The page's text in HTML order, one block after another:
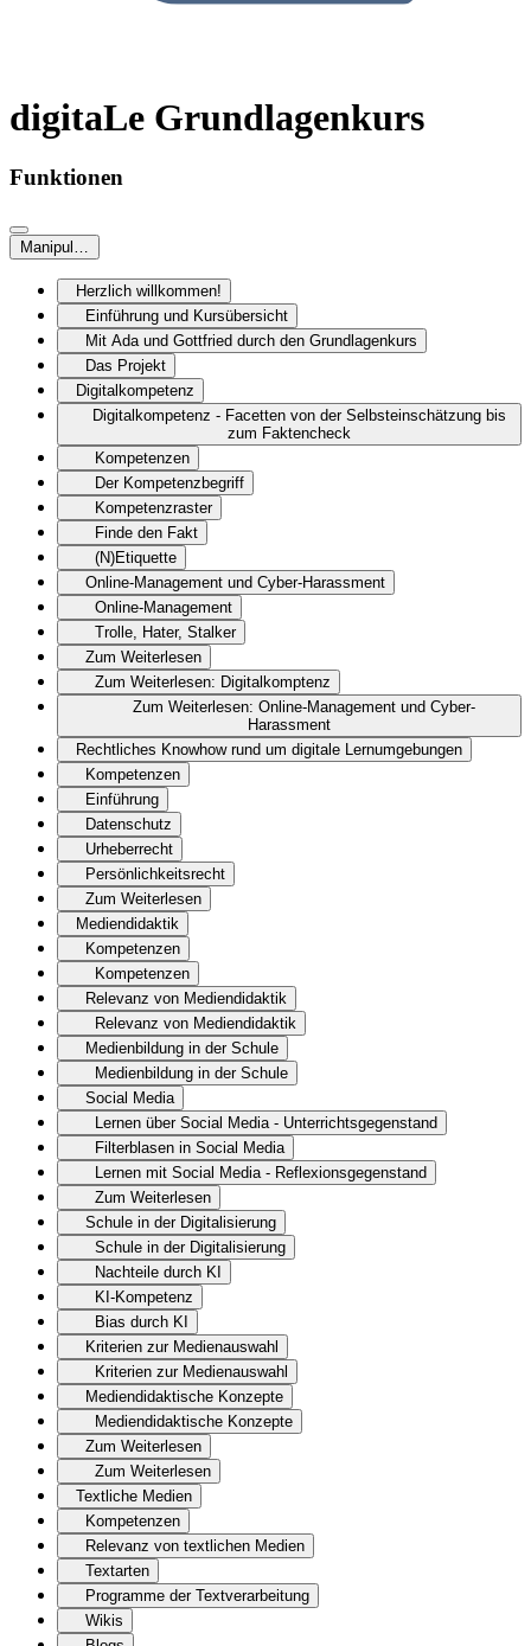
digitaLe Grundlagenkurs
Funktionen
Manipulation von Diagrammen
Herzlich willkommen!
Einführung und Kursübersicht
Mit Ada und Gottfried durch den Grundlagenkurs
Das Projekt
Digitalkompetenz
Digitalkompetenz - Facetten von der Selbsteinschätzung bis
zum Faktencheck
Kompetenzen
Der Kompetenzbegriff
Kompetenzraster
Finde den Fakt
(N)Etiquette
Online-Management und Cyber-Harassment
Online-Management
Trolle, Hater, Stalker
Zum Weiterlesen
Zum Weiterlesen: Digitalkomptenz
Zum Weiterlesen: Online-Management und Cyber-
Harassment
Rechtliches Knowhow rund um digitale Lernumgebungen
Kompetenzen
Einführung
Datenschutz
Urheberrecht
Persönlichkeitsrecht
Zum Weiterlesen
Mediendidaktik
Kompetenzen
Kompetenzen
Relevanz von Mediendidaktik
Relevanz von Mediendidaktik
Medienbildung in der Schule
Medienbildung in der Schule
Social Media
Lernen über Social Media - Unterrichtsgegenstand
Filterblasen in Social Media
Lernen mit Social Media - Reflexionsgegenstand
Zum Weiterlesen
Schule in der Digitalisierung
Schule in der Digitalisierung
Nachteile durch KI
KI-Kompetenz
Bias durch KI
Kriterien zur Medienauswahl
Kriterien zur Medienauswahl
Mediendidaktische Konzepte
Mediendidaktische Konzepte
Zum Weiterlesen
Zum Weiterlesen
Textliche Medien
Kompetenzen
Relevanz von textlichen Medien
Textarten
Programme der Textverarbeitung
Wikis